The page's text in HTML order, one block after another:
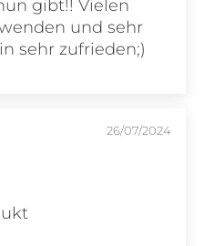
gibt!! Vielen
und sehr
sehr zufrieden;)
26/07/2024